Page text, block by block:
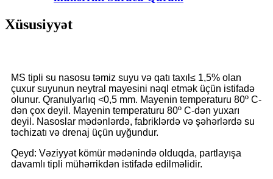
Xüsusiyyət
MS tipli su nasosu təmiz suyu və qatı taxıl≤ 1,5% olan
çuxur suyunun neytral mayesini nəql etmək üçün istifadə
olunur. Qranulyarlıq <0,5 mm. Mayenin temperaturu 80º C-
dən çox deyil. Mayenin temperaturu 80º C-dən yuxarı
deyil. Nasoslar mədənlərdə, fabriklərdə və şəhərlərdə su
təchizatı və drenaj üçün uyğundur.
Qeyd: Vəziyyət kömür mədənində olduqda, partlayışa
davamlı tipli mühərrikdən istifadə edilməlidir.